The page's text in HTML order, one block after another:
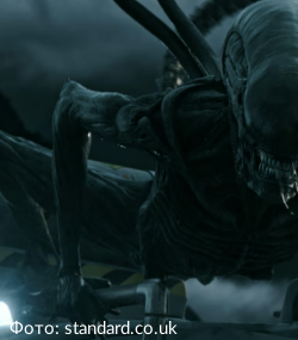
Фото: standard.co.uk